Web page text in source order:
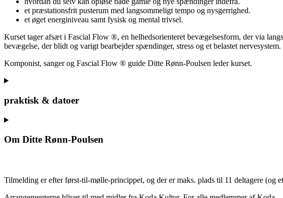
et præstationsfrit pusterum med langsommeligt tempo og nysgerrighed.
et øget energiniveau samt fysisk og mental trivsel.
Kurset tager afsæt i Fascial Flow ®, en helhedsorienteret bevægelsesform, der via
bevægelse, der blidt og varigt bearbejder spændinger, stress og et belastet nervesystem.
Komponist, sanger og Fascial Flow ® guide Ditte Rønn-Poulsen leder kurset.
praktisk & datoer
Om Ditte Rønn-Poulsen
Tilmelding er efter først-til-mølle-princippet, og der er maks. plads til 11 deltagere